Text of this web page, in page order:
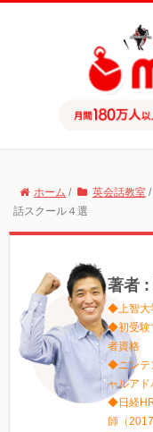
ホーム / 英会話教室 /
話スクール４選
著者 :
◆上智大
◆初受験
者資格
◆ニンテ
ャルアド
◆日経
師（